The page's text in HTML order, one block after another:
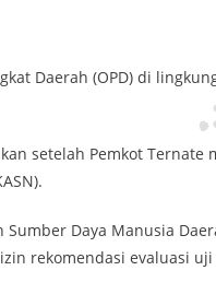
Daerah (OPD) di
setelah Pemkot
Daya Manusia
rekomendasi evaluasi